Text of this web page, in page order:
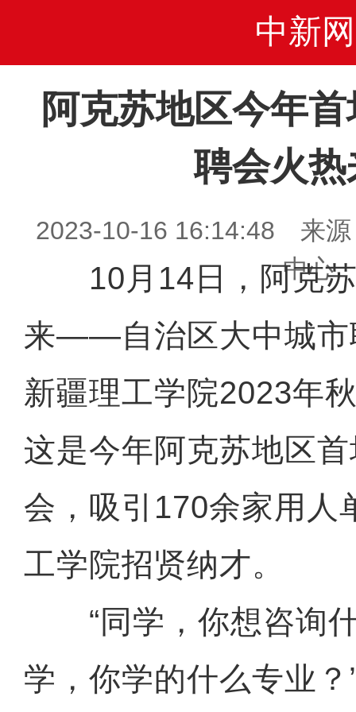
中新网
阿克苏地区今年
聘会火热
2023-10-16 16:14:48 来源
中心
10月14日，阿克苏
来——自治区大中城市
新疆理工学院2023年
这是今年阿克苏地区
会，吸引170余家用人
工学院招贤纳才。
“同学，你想咨询什
学，你学的什么专业